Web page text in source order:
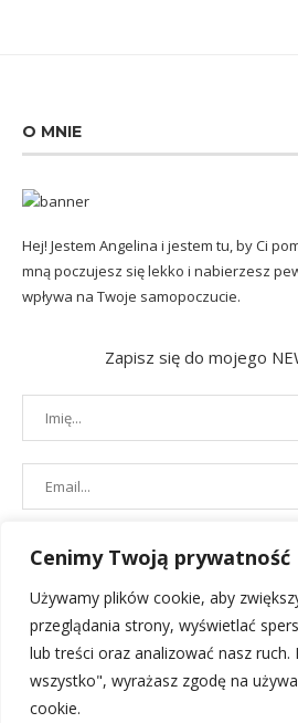
Cenimy Twoją prywatność
Używamy plików cookie, aby
przeglądania strony, wyświetlać
lub treści oraz analizować nasz ruch.
wszystko", wyrażasz zgodę na
cookie.
O MNIE
Hej! Jestem Angelina i jestem tu, by Ci
mną poczujesz się lekko i nabierzesz
wpływa na Twoje samopoczucie.
Zapisz się do mojego